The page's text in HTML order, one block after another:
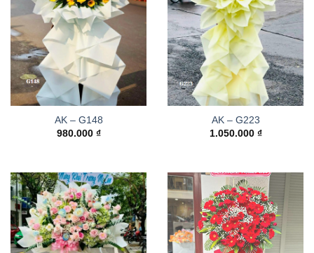
AK – G148
980.000 ₫
AK – G223
1.050.000 ₫